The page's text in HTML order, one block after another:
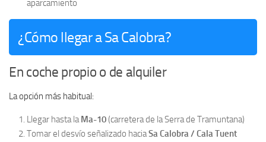
aparcamiento
¿Cómo llegar a Sa Calobra?
En coche propio o de alquiler
La opción más habitual:
Llegar hasta laMa-10(carretera de la Serra de Tramuntana)
Tomar el desvío señalizado haciaSa Calobra / Cala Tuent